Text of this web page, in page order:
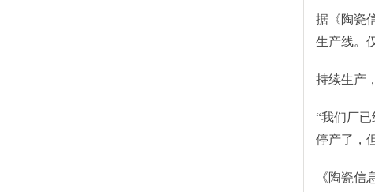
据《陶瓷
生产线。
持续生产
“我们厂
停产了，
《陶瓷信